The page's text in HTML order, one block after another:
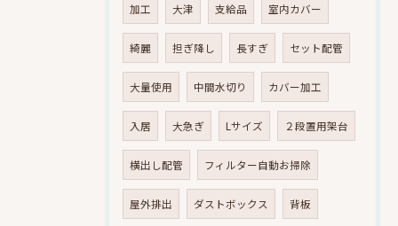
加工 大津 支給品 室内カバー
綺麗 担ぎ降し 長すぎ セット配管
大量使用 中間水切り カバー加工
入居 大急ぎ Lサイズ ２段置用架台
横出し配管 フィルター自動お掃除
屋外排出 ダストボックス 背板